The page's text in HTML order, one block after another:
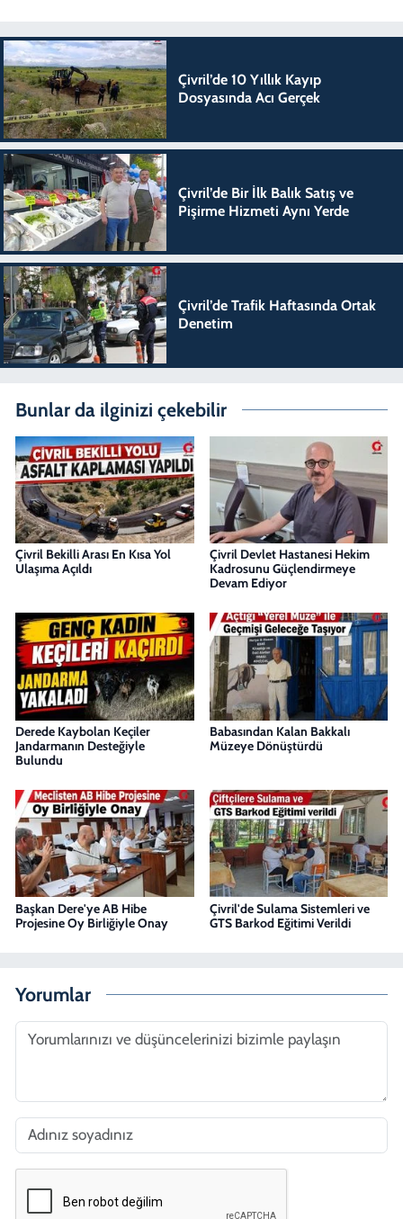
Çivril’de 10 Yıllık Kayıp
Dosyasında Acı Gerçek
Çivril’de Bir İlk Balık Satış ve
Pişirme Hizmeti Aynı Yerde
Çivril’de Trafik Haftasında Ortak
Denetim
Bunlar da ilginizi çekebilir
Çivril Bekilli Arası En Kısa Yol
Ulaşıma Açıldı
Çivril Devlet Hastanesi Hekim
Kadrosunu Güçlendirmeye
Devam Ediyor
Derede Kaybolan Keçiler
Jandarmanın Desteğiyle
Bulundu
Babasından Kalan Bakkalı
Müzeye Dönüştürdü
Başkan Dere'ye AB Hibe
Projesine Oy Birliğiyle Onay
Çivril'de Sulama Sistemleri ve
GTS Barkod Eğitimi Verildi
Yorumlar